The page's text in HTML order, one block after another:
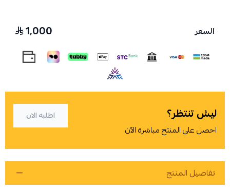
السعر 1,000
ليش تنتظر؟
احصل على المنتج مباشرة الآن
اطلبه الان
تفاصيل المنتج